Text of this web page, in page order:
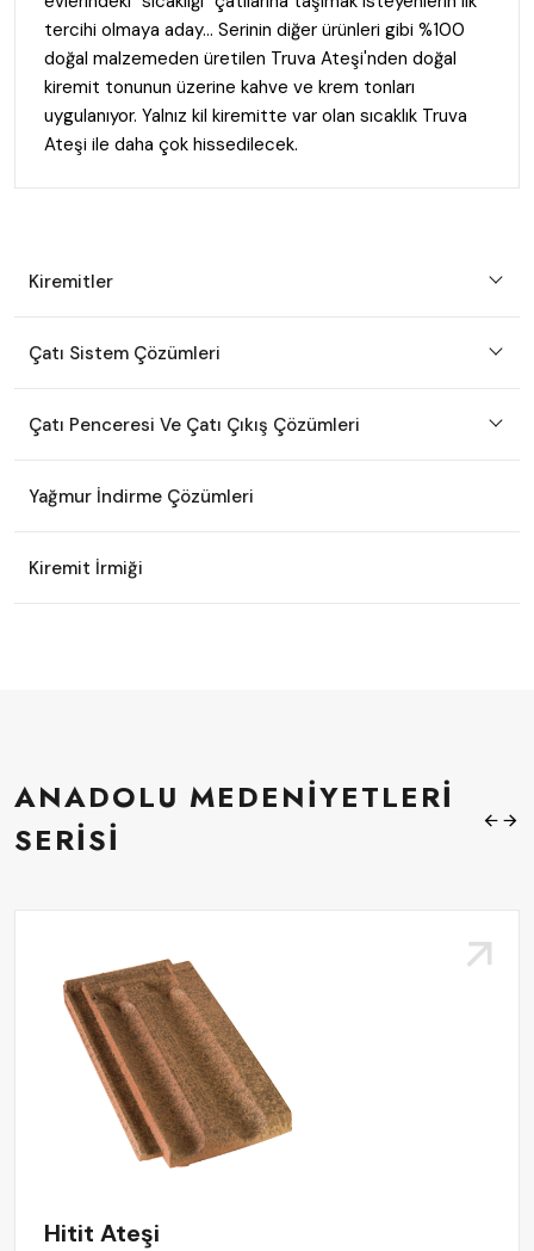
Kiremitler
Çatı Sistem Çözümleri
Çatı Penceresi Ve Çatı Çıkış Çözümleri
Yağmur İndirme Çözümleri
Kiremit İrmiği
tercihi olmaya aday… Serinin diğer ürünleri gibi %100
doğal malzemeden üretilen Truva Ateşi'nden doğal
kiremit tonunun üzerine kahve ve krem tonları
uygulanıyor. Yalnız kil kiremitte var olan sıcaklık Truva
Ateşi ile daha çok hissedilecek.
ANADOLU MEDENIYETLERI
SERISI
Hitit Ateşi